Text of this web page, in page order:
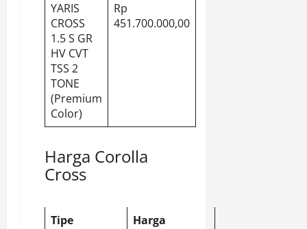
YARIS
CROSS
1.5 S GR
HV CVT
TSS 2
TONE
(Premium
Color)
Rp
451.700.000,00
Harga Corolla
Cross
Tipe
Harga